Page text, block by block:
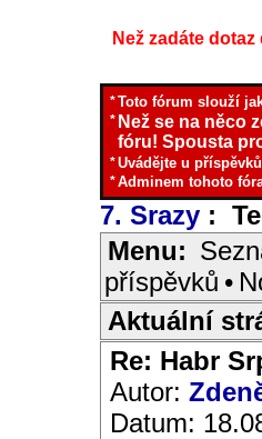
Než zadáte
*Toto fórum slouží
* Než se na něco
fóru! Spousta
*Uvádějte u
*Adminem tohoto
7. Srazy :
Menu:
příspěvků •
Aktuální
Re: Habr
Autor:
Datum: